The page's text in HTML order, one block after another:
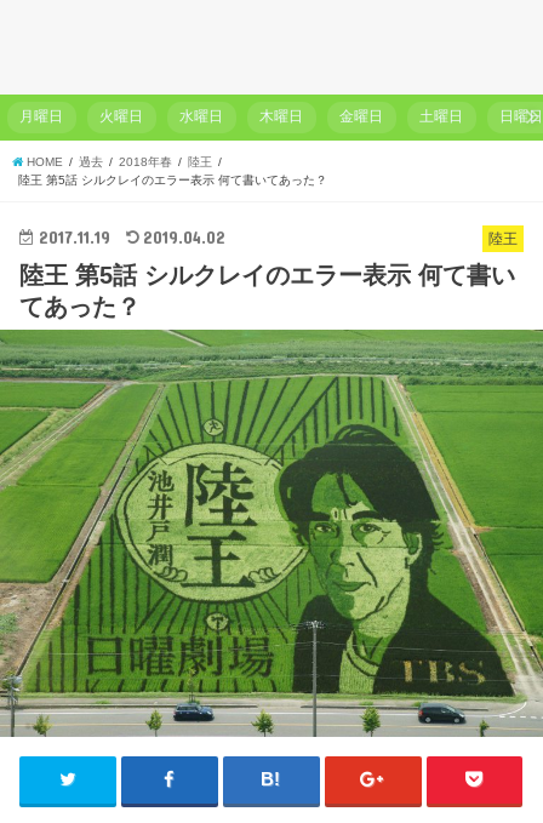
月曜日 火曜日 水曜日 木曜日 金曜日 土曜日 日曜日
HOME 過去 2018年春
陸王
陸王 第5話 シルクレイのエラー表示 何て書いてあった？
陸王
2017.11.19 2019.04.02
陸王 第5話 シルクレイのエラー表示 何て書い
てあった？